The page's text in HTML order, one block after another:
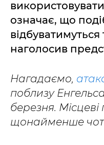
означає, що
наголосив
Нагадаємо,
поблизу
березня.
щонайменше